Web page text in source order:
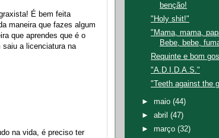
É bem feita
maneira que fazes algum
que aprendes que é o
saiu a licenciatura na
na vida, é preciso ter
benção!
"Holy shit!"
"Mama, mama,
Bebe, bebe,
Requinte e bom
"A.D.I.D.A.S."
"Teeth against the
► maio (44)
► abril (47)
► março (32)